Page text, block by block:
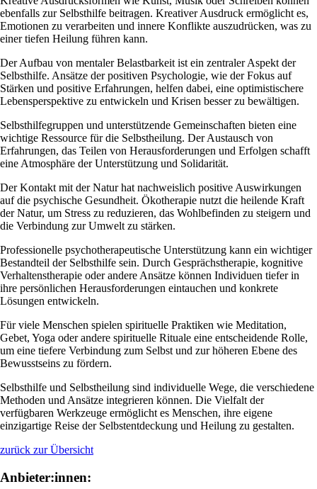
ebenfalls zur Selbsthilfe beitragen. Kreativer Ausdruck ermöglicht es,
Emotionen zu verarbeiten und innere Konflikte auszudrücken, was zu
einer tiefen Heilung führen kann.
Der Aufbau von mentaler Belastbarkeit ist ein zentraler Aspekt der
Selbsthilfe. Ansätze der positiven Psychologie, wie der Fokus auf
Stärken und positive Erfahrungen, helfen dabei, eine optimistischere
Lebensperspektive zu entwickeln und Krisen besser zu bewältigen.
Selbsthilfegruppen und unterstützende Gemeinschaften bieten eine
wichtige Ressource für die Selbstheilung. Der Austausch von
Erfahrungen, das Teilen von Herausforderungen und Erfolgen schafft
eine Atmosphäre der Unterstützung und Solidarität.
Der Kontakt mit der Natur hat nachweislich positive Auswirkungen
auf die psychische Gesundheit. Ökotherapie nutzt die heilende Kraft
der Natur, um Stress zu reduzieren, das Wohlbefinden zu steigern und
die Verbindung zur Umwelt zu stärken.
Professionelle psychotherapeutische Unterstützung kann ein wichtiger
Bestandteil der Selbsthilfe sein. Durch Gesprächstherapie, kognitive
Verhaltenstherapie oder andere Ansätze können Individuen tiefer in
ihre persönlichen Herausforderungen eintauchen und konkrete
Lösungen entwickeln.
Für viele Menschen spielen spirituelle Praktiken wie Meditation,
Gebet, Yoga oder andere spirituelle Rituale eine entscheidende Rolle,
um eine tiefere Verbindung zum Selbst und zur höheren Ebene des
Bewusstseins zu fördern.
Selbsthilfe und Selbstheilung sind individuelle Wege, die verschiedene
Methoden und Ansätze integrieren können. Die Vielfalt der
verfügbaren Werkzeuge ermöglicht es Menschen, ihre eigene
einzigartige Reise der Selbstentdeckung und Heilung zu gestalten.
zurück zur Übersicht
Anbieter:innen: